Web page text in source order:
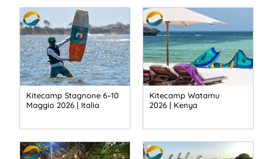
Kitecamp Stagnone 6–10
Maggio 2026 | Italia
Kitecamp Watamu
2026 | Kenya